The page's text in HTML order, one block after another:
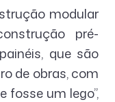
modular
pré-
que são
de obras, com
fosse um lego”,